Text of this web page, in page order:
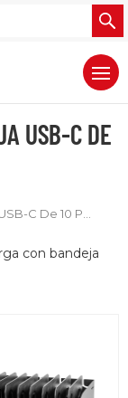
USB-C DE
con bandeja